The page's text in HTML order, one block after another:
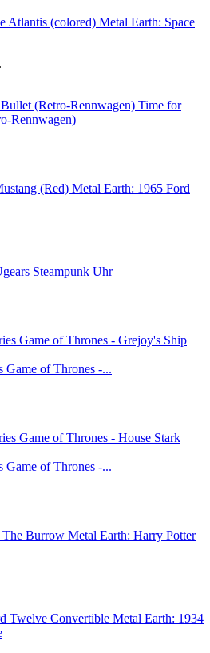
Metal Earth: Space
Time for
Rennwagen)
Metal Earth: 1965 Ford
Steampunk Uhr
Game of Thrones -...
Game of Thrones -...
Metal Earth: Harry Potter
Metal Earth: 1934